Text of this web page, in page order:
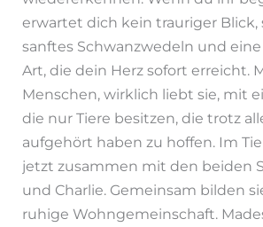
erwartet dich kein trauriger Blick,
sanftes Schwanzwedeln und
Art, die dein Herz sofort erreicht.
Menschen, wirklich liebt sie, mit
die nur Tiere besitzen, die trotz
aufgehört haben zu hoffen. Im
jetzt zusammen mit den beiden
und Charlie. Gemeinsam bilden
ruhige Wohngemeinschaft.